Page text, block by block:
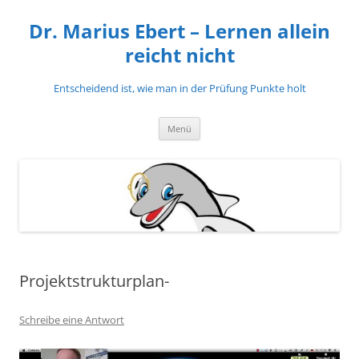
springen
Dr. Marius Ebert – Lernen allein
reicht nicht
Entscheidend ist, wie man in der Prüfung Punkte holt
Menü
Projektstrukturplan-
Schreibe eine Antwort